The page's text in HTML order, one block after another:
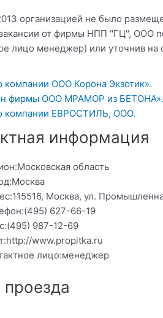
организацией не было
от фирмы НПП "ГЦ", ООО
лицо менеджер) или уточнив
компании ООО Корона Экзотик».
фирмы ООО МРАМОР из БЕТОНА».
компании ЕВРОСТИЛЬ, ООО.
информация
Московская область
Москва
115516, Москва, ул.
(495) 627-66-19
(495) 987-12-69
http://www.propitka.ru
лицо:менеджер
проезда